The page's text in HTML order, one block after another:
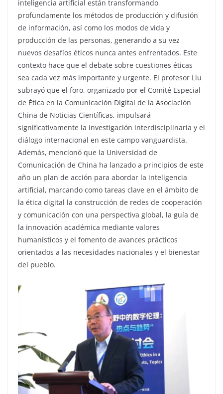
inteligencia artificial están transformando
profundamente los métodos de producción y difusión
de información, así como los modos de vida y
producción de las personas, generando a su vez
nuevos desafíos éticos nunca antes enfrentados. Este
contexto hace que el debate sobre cuestiones éticas
sea cada vez más importante y urgente. El profesor Liu
subrayó que el foro, organizado por el Comité Especial
de Ética en la Comunicación Digital de la Asociación
China de Noticias Científicas, impulsará
significativamente la investigación interdisciplinaria y el
diálogo internacional en este campo vanguardista.
Además, mencionó que la Universidad de
Comunicación de China ha lanzado a principios de este
año un plan de acción para abordar la inteligencia
artificial, marcando como tareas clave en el ámbito de
la ética digital la construcción de redes de cooperación
y comunicación con una perspectiva global, la guía de
la innovación académica mediante valores
humanísticos y el fomento de avances prácticos
orientados a las necesidades nacionales y el bienestar
del pueblo.